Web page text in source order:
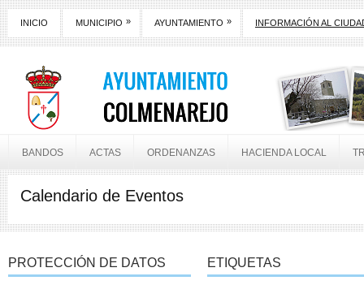
INICIO MUNICIPIO » AYUNTAMIENTO » INFORMACIÓN AL
BANDOS ACTAS ORDENANZAS HACIENDA LOCAL
Calendario de Eventos
PROTECCIÓN DE DATOS ETIQUETAS